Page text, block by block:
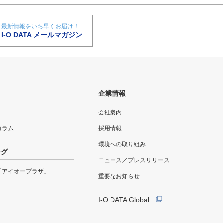
最新情報をいち早くお届け！
I-O DATA メールマガジン
ラム
イオープラザ」
企業情報
会社案内
採用情報
環境への取り組み
ニュース／プレスリリース
重要なお知らせ
I-O DATA Global